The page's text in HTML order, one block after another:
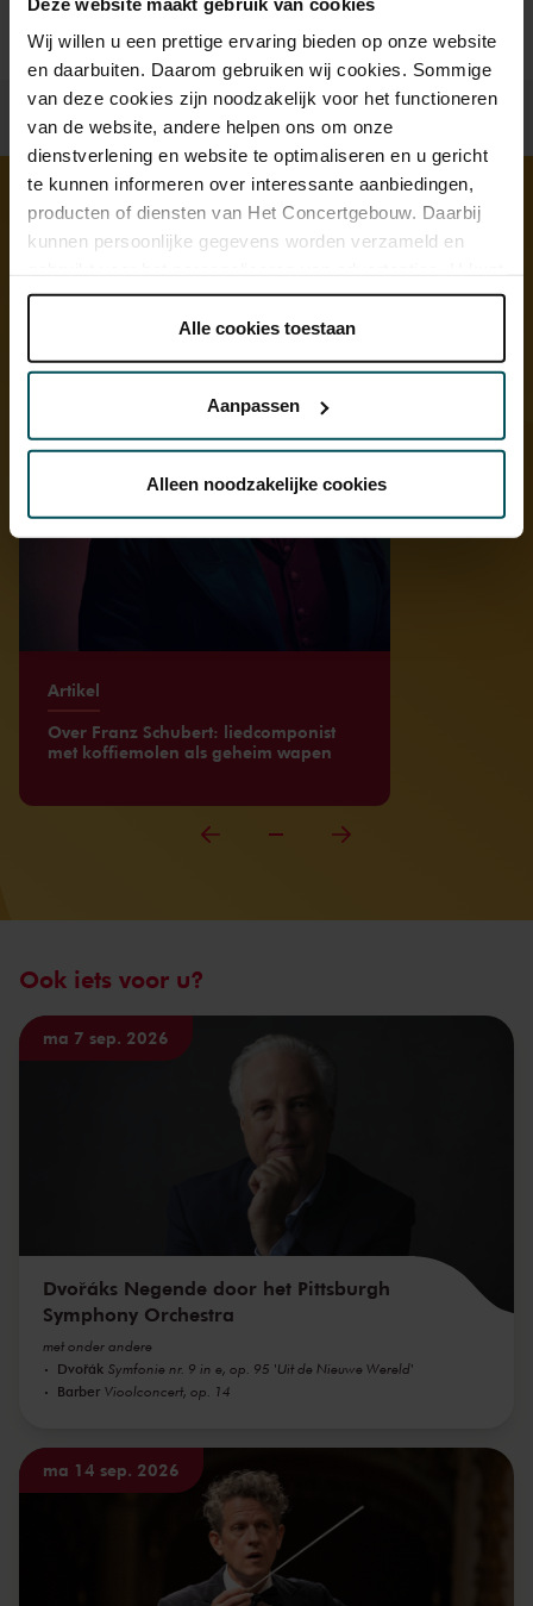
Wij willen u een prettige ervaring bieden op onze website
en daarbuiten. Daarom gebruiken wij cookies. Sommige
van deze cookies zijn noodzakelijk voor het functioneren
van de website, andere helpen ons om onze
dienstverlening en website te optimaliseren en u gericht
te kunnen informeren over interessante aanbiedingen,
producten of diensten van Het Concertgebouw. Daarbij
kunnen persoonlijke gegevens worden verzameld en
onder 'aanpassen' zelf welke cookies wij mogen
Lees onze cookieverklaring hier. Lees onze
Via decookieverklaringop onze website kunt u uw
32 derden
kunnen ontvangen en verwerken.
Alle cookies toestaan
Aanpassen
Alleen noodzakelijke cookies
Ontdek meer
Artikel
Over Franz Schubert: liedcomponist
met koffiemolen als geheim wapen
Ook iets voor u?
ma 7 sep. 2026
Dvořáks Negende door het Pittsburgh
Symphony Orchestra
met onder andere
Dvořák Symfonie nr. 9 in e, op. 95 'Uit de Nieuwe Wereld'
Barber Vioolconcert, op. 14
ma 14 sep. 2026